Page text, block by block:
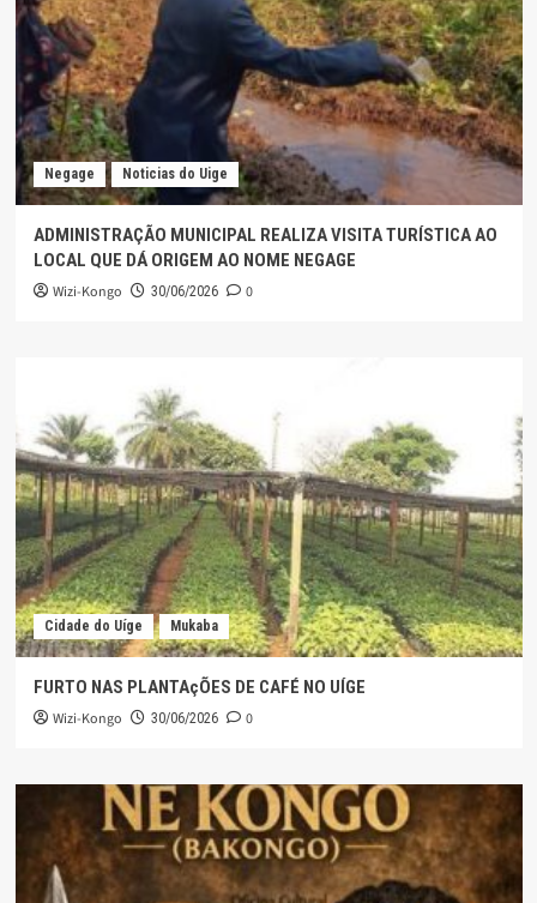
Negage Noticias do Uige
ADMINISTRAÇÃO MUNICIPAL REALIZA VISITA TURÍSTICA AO
LOCAL QUE DÁ ORIGEM AO NOME NEGAGE
Wizi-Kongo 30/06/2026 0
Cidade do Uíge Mukaba
FURTO NAS PLANTAçÕES DE CAFÉ NO UÍGE
Wizi-Kongo 30/06/2026 0